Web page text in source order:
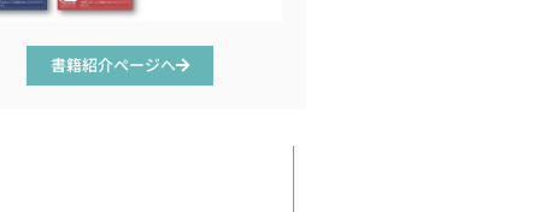
書籍紹介ページへ